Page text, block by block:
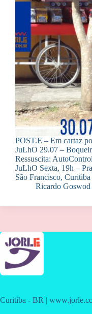
POST.E – Em cartaz
JuLhO 29.07 –
Ressuscita:
JuLhO Sexta, 19h –
São Francisco,
Ricardo Goswod
Curitiba - BR |